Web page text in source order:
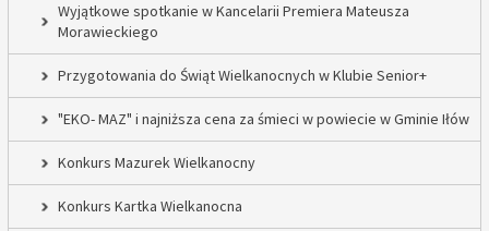
Wyjątkowe spotkanie w Kancelarii Premiera Mateusza
Morawieckiego
Przygotowania do Świąt Wielkanocnych w Klubie Senior+
"EKO- MAZ" i najniższa cena za śmieci w powiecie w Gminie Iłów
Konkurs Mazurek Wielkanocny
Konkurs Kartka Wielkanocna